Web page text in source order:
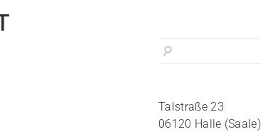
Talstraße 23
06120 Halle (Saale)